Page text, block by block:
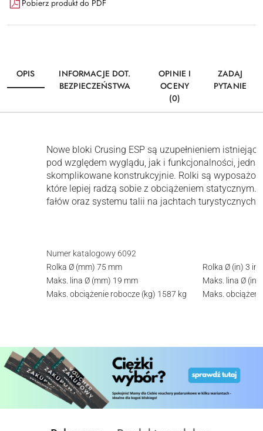
Pobierz produkt do PDF
OPIS
INFORMACJE DOT.
BEZPIECZEŃSTWA
OPINIE I
OCENY
(0)
ZADAJ
PYTANIE
Nowe bloki Crusing ESP są uzupełnieniem
pod względem wyglądu, jak i funkcjonalności,
skomplikowane konstrukcyjnie. Rolki są
które lepiej radzą sobie z obciążeniem statycznym.
fałów oraz systemu talii na jachtach turystycznych.
Numer katalogowy 6092
Rolka Ø (mm) 75 mm Rolka Ø (in) 3 in
Maks. lina Ø (mm) 19 mm Maks. lina Ø (in)
Maks. obciążenie robocze (kg) 1587 kg Maks.